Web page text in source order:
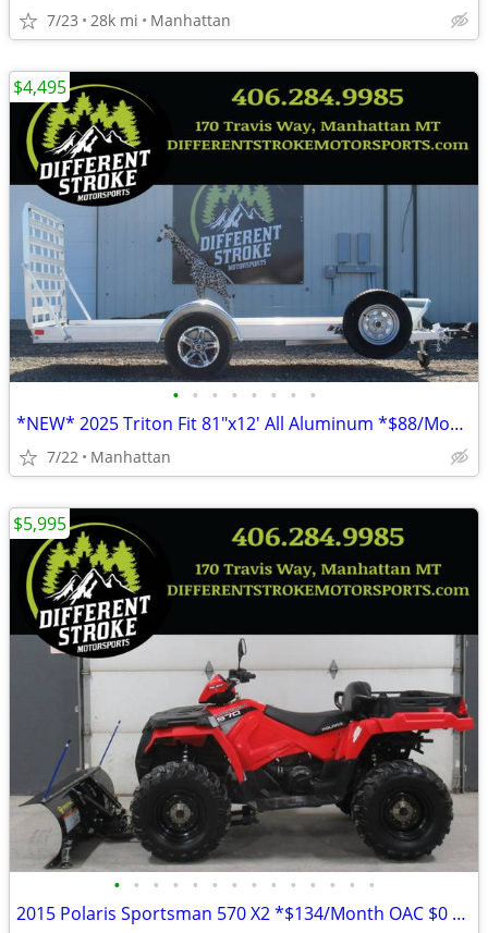
7/23 28k mi Manhattan
• • • • • • • •
*NEW* 2025 Triton Fit 81"x12' All Aluminum *$88/Month OAC $0 Down*
7/22 Manhattan
$4,495
• • • • • • • • • • • • • •
2015 Polaris Sportsman 570 X2 *$134/Month OAC $0 Down* *Dump Box*
$5,995